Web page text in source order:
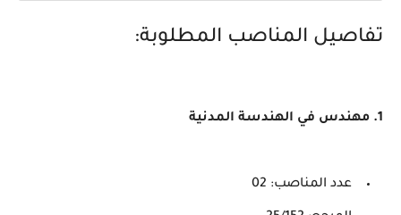
تفاصيل المناصب المطلوبة:
1. مهندس في الهندسة المدنية
عدد المناصب: 02